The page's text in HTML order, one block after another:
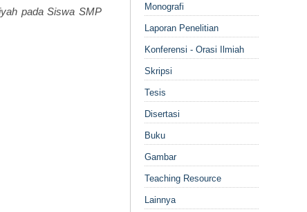
pada Siswa SMP
Monografi
Laporan Penelitian
Konferensi - Orasi Ilmiah
Skripsi
Tesis
Disertasi
Buku
Gambar
Teaching Resource
Lainnya